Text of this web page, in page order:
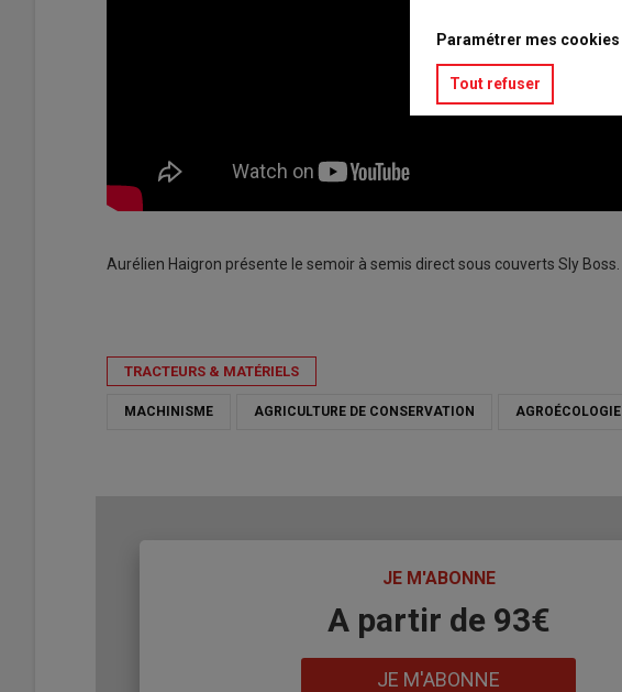
Aurélien Haigron présente le semoir à semis direct sous couverts Sly Boss.
TRACTEURS & MATÉRIELS
MACHINISME AGRICULTURE DE CONSERVATION AGROÉCOLOGIE
JE M'ABONNE
A partir de 93€
JE M'ABONNE
Paramétrer mes cookies
Tout refuser